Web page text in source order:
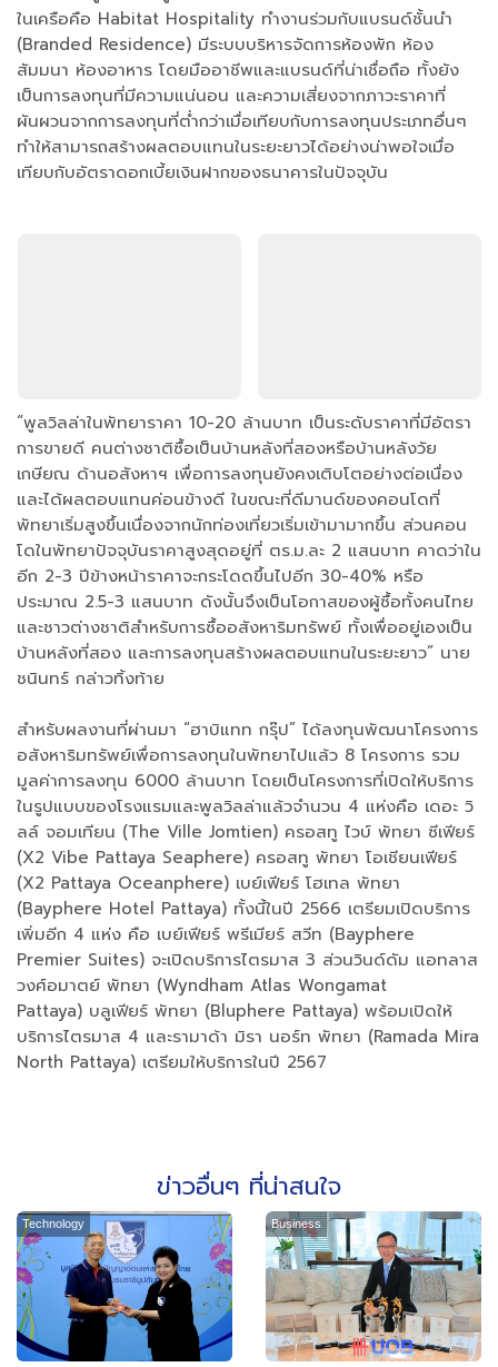
ในเครือคือ Habitat Hospitality ทำงานร่วมกับแบรนด์ชั้นนำ
(Branded Residence) มีระบบบริหารจัดการห้องพัก ห้อง
สัมมนา ห้องอาหาร โดยมืออาชีพและแบรนด์ที่น่าเชื่อถือ ทั้งยัง
เป็นการลงทุนที่มีความแน่นอน และความเสี่ยงจากภาวะราคาที่
ผันผวนจากการลงทุนที่ต่ำกว่าเมื่อเทียบกับการลงทุนประเภทอื่นๆ
ทำให้สามารถสร้างผลตอบแทนในระยะยาวได้อย่างน่าพอใจเมื่อ
เทียบกับอัตราดอกเบี้ยเงินฝากของธนาคารในปัจจุบัน
“พูลวิลล่าในพัทยาราคา 10-20 ล้านบาท เป็นระดับราคาที่มีอัตรา
การขายดี คนต่างชาติซื้อเป็นบ้านหลังที่สองหรือบ้านหลังวัย
เกษียณ ด้านอสังหาฯ เพื่อการลงทุนยังคงเติบโตอย่างต่อเนื่อง
และได้ผลตอบแทนค่อนข้างดี ในขณะที่ดีมานด์ของคอนโดที่
พัทยาเริ่มสูงขึ้นเนื่องจากนักท่องเที่ยวเริ่มเข้ามามากขึ้น ส่วนคอน
โดในพัทยาปัจจุบันราคาสูงสุดอยู่ที่ ตร.ม.ละ 2 แสนบาท คาดว่าใน
อีก 2-3 ปีข้างหน้าราคาจะกระโดดขึ้นไปอีก 30-40% หรือ
ประมาณ 2.5-3 แสนบาท ดังนั้นจึงเป็นโอกาสของผู้ซื้อทั้งคนไทย
และชาวต่างชาติสำหรับการซื้ออสังหาริมทรัพย์ ทั้งเพื่ออยู่เองเป็น
บ้านหลังที่สอง และการลงทุนสร้างผลตอบแทนในระยะยาว” นาย
ชนินทร์ กล่าวทิ้งท้าย
สำหรับผลงานที่ผ่านมา “ฮาบิแทท กรุ๊ป” ได้ลงทุนพัฒนาโครงการ
อสังหาริมทรัพย์เพื่อการลงทุนในพัทยาไปแล้ว 8 โครงการ รวม
มูลค่าการลงทุน 6000 ล้านบาท โดยเป็นโครงการที่เปิดให้บริการ
ในรูปแบบของโรงแรมและพูลวิลล่าแล้วจำนวน 4 แห่งคือ เดอะ วิ
ลล์ จอมเทียน (The Ville Jomtien) ครอสทู ไวบ์ พัทยา ซีเฟียร์
(X2 Vibe Pattaya Seaphere) ครอสทู พัทยา โอเชียนเฟียร์
(X2 Pattaya Oceanphere) เบย์เฟียร์ โฮเทล พัทยา
(Bayphere Hotel Pattaya) ทั้งนี้ในปี 2566 เตรียมเปิดบริการ
เพิ่มอีก 4 แห่ง คือ เบย์เฟียร์ พรีเมียร์ สวีท (Bayphere
Premier Suites) จะเปิดบริการไตรมาส 3 ส่วนวินด์ดัม แอทลาส
วงศ์อมาตย์ พัทยา (Wyndham Atlas Wongamat
Pattaya) บลูเฟียร์ พัทยา (Bluphere Pattaya) พร้อมเปิดให้
บริการไตรมาส 4 และรามาด้า มิรา นอร์ท พัทยา (Ramada Mira
North Pattaya) เตรียมให้บริการในปี 2567
ข่าวอื่นๆ ที่น่าสนใจ
Technology Business